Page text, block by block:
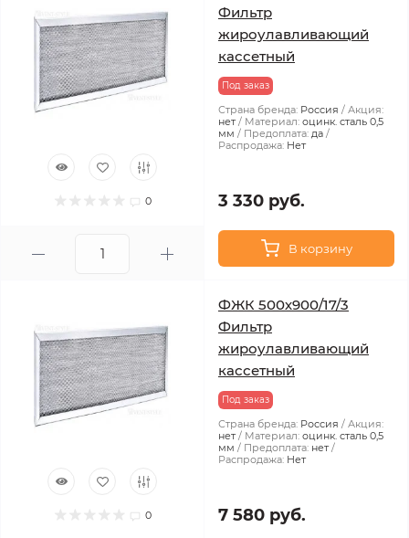
0
Фильтр
жироулавливающий
кассетный
Под заказ
Страна бренда: Россия
Акция:
нет
Материал: оцинк. сталь 0,5
мм
Предоплата: да
Распродажа: Нет
3 330 руб.
В корзину
0
ФЖК 500х900/17/3
Фильтр
жироулавливающий
кассетный
Под заказ
Страна бренда: Россия
Акция:
нет
Материал: оцинк. сталь 0,5
мм
Предоплата: нет
Распродажа: Нет
7 580 руб.